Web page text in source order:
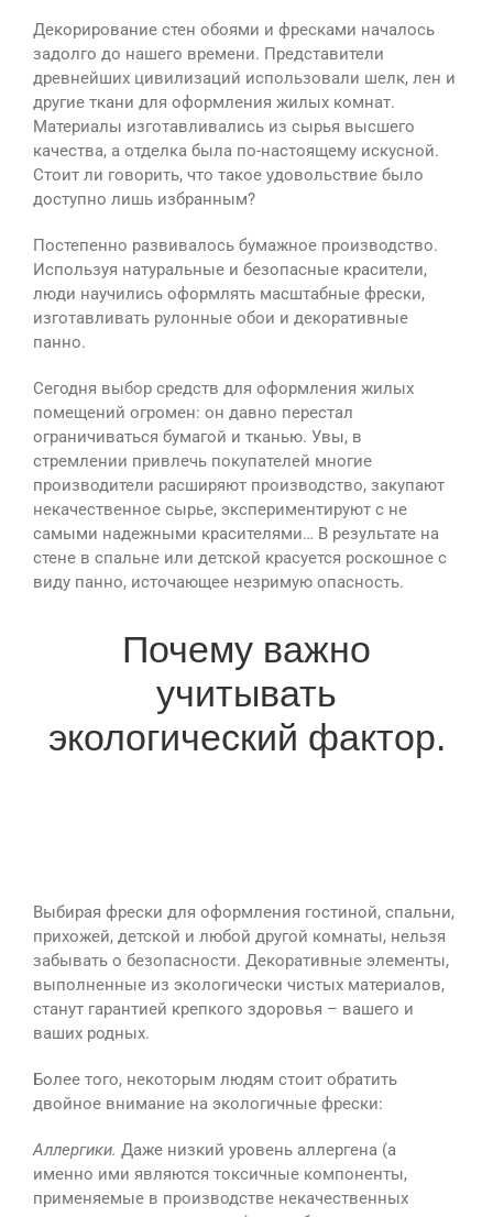
Декорирование стен обоями и фресками началось
задолго до нашего времени. Представители
древнейших цивилизаций использовали шелк, лен и
другие ткани для оформления жилых комнат.
Материалы изготавливались из сырья высшего
качества, а отделка была по-настоящему искусной.
Стоит ли говорить, что такое удовольствие было
доступно лишь избранным?
Постепенно развивалось бумажное производство.
Используя натуральные и безопасные красители,
люди научились оформлять масштабные фрески,
изготавливать рулонные обои и декоративные
панно.
Сегодня выбор средств для оформления жилых
помещений огромен: он давно перестал
ограничиваться бумагой и тканью. Увы, в
стремлении привлечь покупателей многие
производители расширяют производство, закупают
некачественное сырье, экспериментируют с не
самыми надежными красителями… В результате на
стене в спальне или детской красуется роскошное с
виду панно, источающее незримую опасность.
Почему важно
учитывать
экологический фактор.
Выбирая фрески для оформления гостиной, спальни,
прихожей, детской и любой другой комнаты, нельзя
забывать о безопасности. Декоративные элементы,
выполненные из экологически чистых материалов,
станут гарантией крепкого здоровья – вашего и
ваших родных.
Более того, некоторым людям стоит обратить
двойное внимание на экологичные фрески:
Аллергики. Даже низкий уровень аллергена (а
именно ими являются токсичные компоненты,
применяемые в производстве некачественных